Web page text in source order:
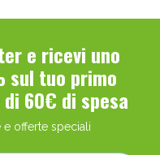
e ricevi uno
sul tuo primo
60€ di spesa
e offerte speciali